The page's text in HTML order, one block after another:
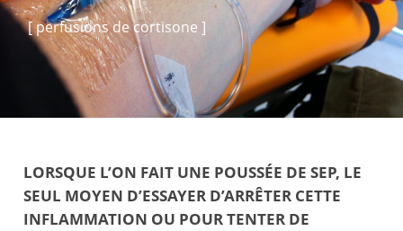
[ perfusions de cortisone ]
LORSQUE L’ON FAIT UNE POUSSÉE DE SEP, LE
SEUL MOYEN D’ESSAYER D’ARRÊTER CETTE
INFLAMMATION OU POUR TENTER DE